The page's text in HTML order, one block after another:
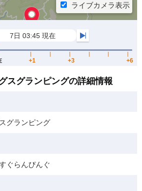
スグランピングの詳細情報
グランピング
ぐらんぴんぐ